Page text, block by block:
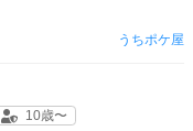
うちポケ屋
10歳〜